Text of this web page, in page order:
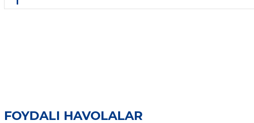
FOYDALI HAVOLALAR